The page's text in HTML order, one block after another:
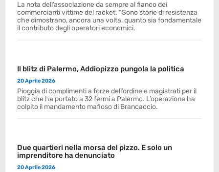
La nota dell’associazione da sempre al fianco dei
commercianti vittime del racket: “Sono storie di resistenza
che dimostrano, ancora una volta, quanto sia fondamentale
il contributo degli operatori economici.
Il blitz di Palermo, Addiopizzo pungola la politica
20 Aprile 2026
Pioggia di complimenti a forze dell’ordine e magistrati per il
blitz che ha portato a 32 fermi a Palermo. L’operazione ha
colpito il mandamento mafioso di Brancaccio.
Due quartieri nella morsa del pizzo. E solo un
imprenditore ha denunciato
20 Aprile 2026